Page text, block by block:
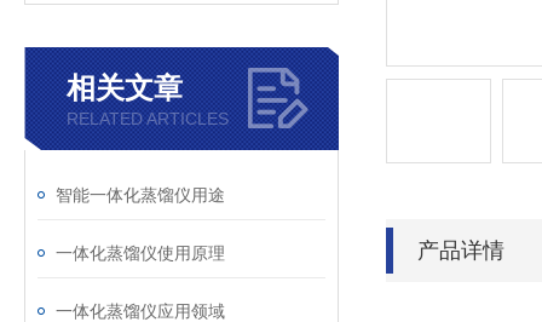
相关文章
RELATED ARTICLES
智能一体化蒸馏仪用途
一体化蒸馏仪使用原理
一体化蒸馏仪应用领域
产品详情